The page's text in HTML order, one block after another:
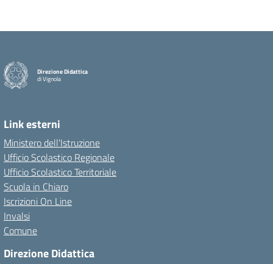
Direzione Didattica
di Vignola
Link esterni
Ministero dell'Istruzione
Ufficio Scolastico Regionale
Ufficio Scolastico Territoriale
Scuola in Chiaro
Iscrizioni On Line
Invalsi
Comune
Direzione Didattica